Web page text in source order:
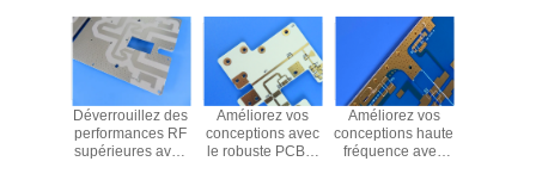
Déverrouillez des
performances RF
supérieures avec
Améliorez vos
conceptions avec
le robuste PCB à
Améliorez vos
conceptions haute
fréquence avec